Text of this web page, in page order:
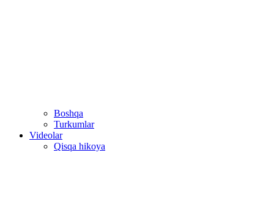
Boshqa
Turkumlar
Videolar
Qisqa hikoya